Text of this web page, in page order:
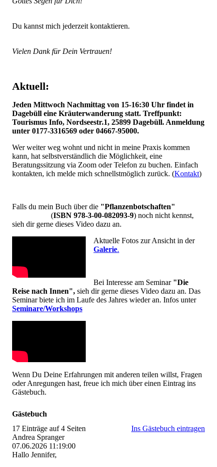
Du kannst mich jederzeit kontaktieren.
Vielen Dank für Dein Vertrauen!
Aktuell:
Jeden Mittwoch Nachmittag von 15-16:30 Uhr findet in
Dagebüll eine Kräuterwanderung statt. Treffpunkt:
Tourismus Info, Nordseestr.1, 25899 Dagebüll. Anmeldung
unter 0177-3316569 oder 04667-95000.
Wer weiter weg wohnt und nicht in meine Praxis kommen
kann, hat selbstverständlich die Möglichkeit, eine
Beratungssitzung via Zoom oder Telefon zu buchen. Einfach
kontakten, ich melde mich schnellstmöglich zurück. (Kontakt)
Falls du mein Buch über die "Pflanzenbotschaften"
(ISBN 978-3-00-082093-9) noch nicht kennst,
sieh dir gerne dieses Video dazu an.
Aktuelle Fotos zur Ansicht in der
Galerie.
Bei Interesse am Seminar "Die
Reise nach Innen", sieh dir gerne dieses Video dazu an. Das
Seminar biete ich im Laufe des Jahres wieder an. Infos unter
Seminare/Workshops
Wenn Du Deine Erfahrungen mit anderen teilen willst, Fragen
oder Anregungen hast, freue ich mich über einen Eintrag ins
Gästebuch.
Gästebuch
17 Einträge auf 4 Seiten
Ins Gästebuch eintragen
Andrea Spranger
07.06.2026 11:19:00
Hallo Jennifer,